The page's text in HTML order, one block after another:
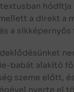
a direkt a
a
babát alakító
szeme előtt,
nyerte el